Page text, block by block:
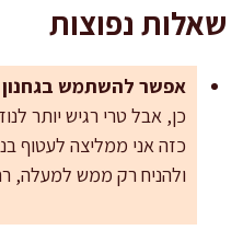
שאלות נפוצות
אפשר להשתמש בגחנון
כן, אבל טרי רגיש יותר
כזה אני ממליצה לעטוף
ולהניח רק ממש למעלה,